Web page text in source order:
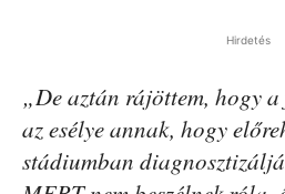
Hirdetés
„De aztán rájöttem, hogy
az esélye annak, hogy
stádiumban